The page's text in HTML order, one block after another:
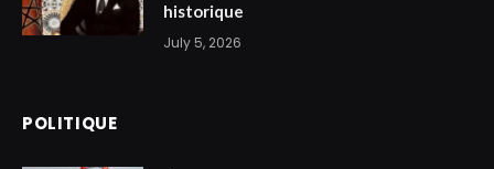
historique
July 5, 2026
POLITIQUE